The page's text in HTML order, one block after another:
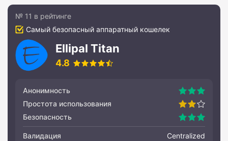
№ 11 в рейтинге
Самый безопасный аппаратный кошелек
Ellipal Titan
4.8
Анонимность
Простота использования
Безопасность
Валидация
Centralized